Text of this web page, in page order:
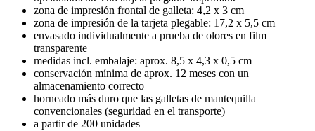
zona de impresión frontal de galleta: 4,2 x 3 cm
zona de impresión de la tarjeta plegable: 17,2 x 5,5 cm
envasado individualmente a prueba de olores en film
transparente
medidas incl. embalaje: aprox. 8,5 x 4,3 x 0,5 cm
conservación mínima de aprox. 12 meses con un
almacenamiento correcto
horneado más duro que las galletas de mantequilla
convencionales (seguridad en el transporte)
a partir de 200 unidades